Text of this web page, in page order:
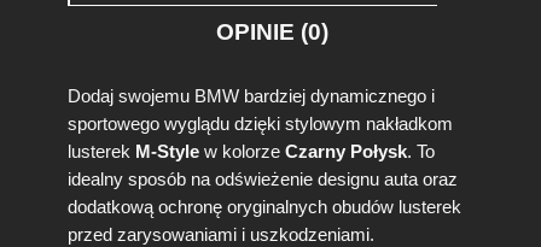
t
k
B
M
W
S
e
OPINIE (0)
Dodaj swojemu BMW bardziej dynamicznego i
sportowego wyglądu dzięki stylowym nakładkom
lusterek M-Style w kolorze Czarny Połysk. To
idealny sposób na odświeżenie designu auta oraz
dodatkową ochronę oryginalnych obudów lusterek
przed zarysowaniami i uszkodzeniami.